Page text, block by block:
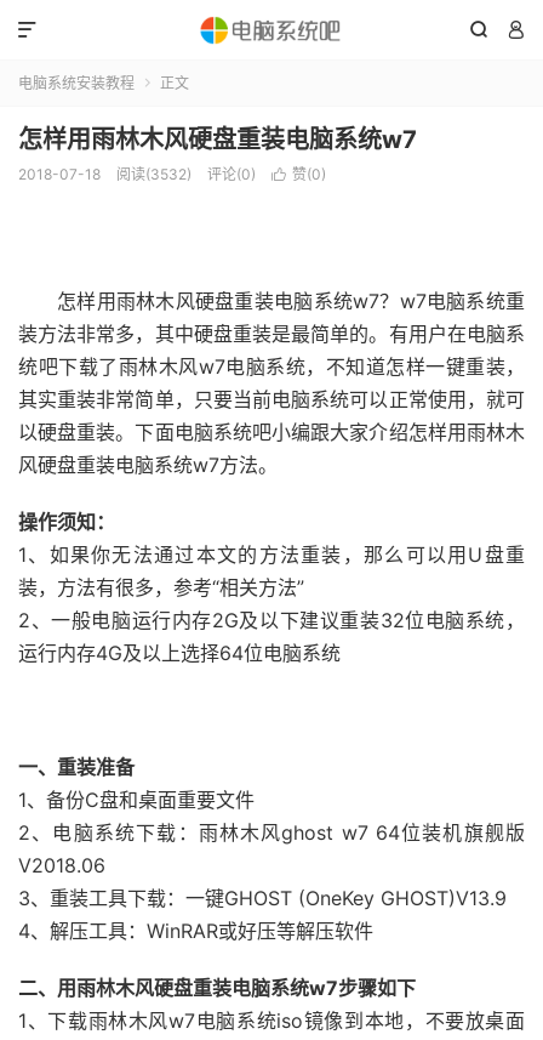
 

电脑系统安装教程  正文
怎样用雨林木风硬盘重装电脑系统w7
2018-07-18 阅读(3532) 评论(0)  赞(0)
怎样用雨林木风硬盘重装电脑系统w7？w7电脑系统重
装方法非常多，其中硬盘重装是最简单的。有用户在电脑系
统吧下载了雨林木风w7电脑系统，不知道怎样一键重装，
其实重装非常简单，只要当前电脑系统可以正常使用，就可
以硬盘重装。下面电脑系统吧小编跟大家介绍怎样用雨林木
风硬盘重装电脑系统w7方法。
操作须知：
1、如果你无法通过本文的方法重装，那么可以用U盘重
装，方法有很多，参考“相关方法”
2、一般电脑运行内存2G及以下建议重装32位电脑系统，
运行内存4G及以上选择64位电脑系统
一、重装准备
1、备份C盘和桌面重要文件
2、电脑系统下载：雨林木风ghost w7 64位装机旗舰版
V2018.06
3、重装工具下载：一键GHOST (OneKey GHOST)V13.9
4、解压工具：WinRAR或好压等解压软件
二、用雨林木风硬盘重装电脑系统w7步骤如下
1、下载雨林木风w7电脑系统iso镜像到本地，不要放桌面